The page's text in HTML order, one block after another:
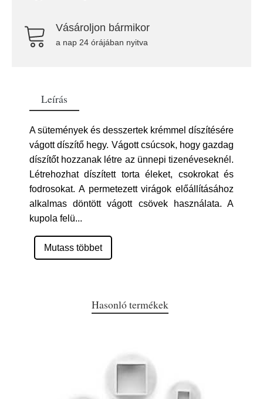
Vásároljon bármikor
a nap 24 órájában nyitva
Leírás
A sütemények és desszertek krémmel díszítésére
vágott díszítő hegy. Vágott csúcsok, hogy gazdag
díszítőt hozzanak létre az ünnepi tizenéveseknél.
Létrehozhat díszített torta éleket, csokrokat és
fodrosokat. A permetezett virágok előállításához
alkalmas döntött vágott csövek használata. A
kupola felü...
Mutass többet
Hasonló termékek